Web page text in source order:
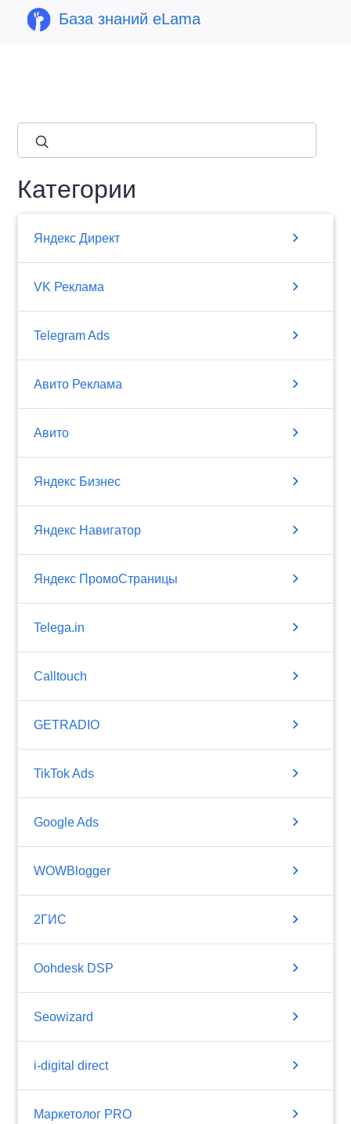
База знаний eLama
Категории
Яндекс Директ chevron_right
VK Реклама chevron_right
Telegram Ads chevron_right
Авито Реклама chevron_right
Авито chevron_right
Яндекс Бизнес chevron_right
Яндекс Навигатор chevron_right
Яндекс ПромоСтраницы chevron_right
Telega.in chevron_right
Calltouch chevron_right
GETRADIO chevron_right
TikTok Ads chevron_right
Google Ads chevron_right
WOWBlogger chevron_right
2ГИС chevron_right
Oohdesk DSP chevron_right
Seowizard chevron_right
i-digital direct chevron_right
Маркетолог PRO chevron_right